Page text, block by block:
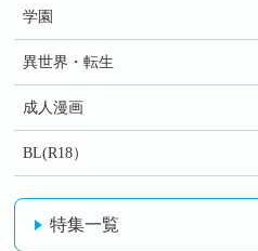
学園
異世界・転生
成人漫画
BL(R18）
特集一覧